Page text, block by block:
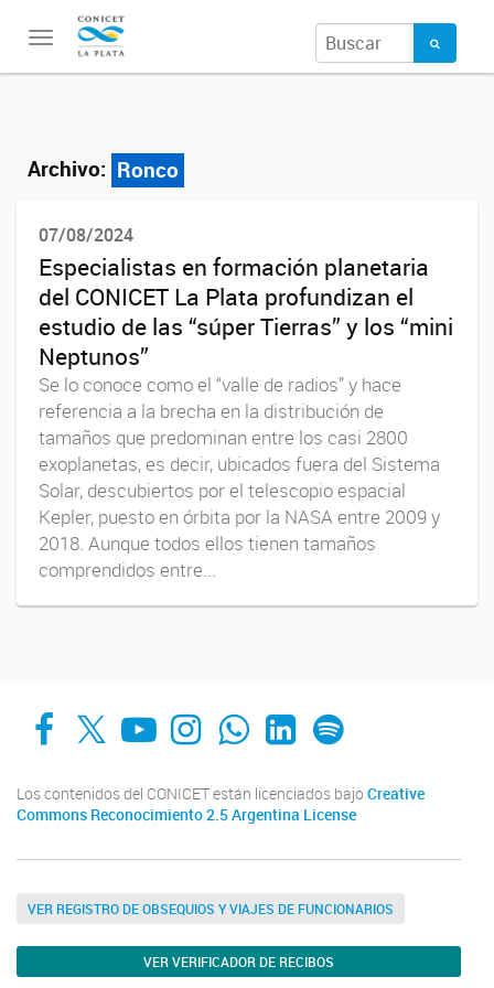
Toggle
navigation
Archivo: Ronco
07/08/2024
Especialistas en formación planetaria
del CONICET La Plata profundizan el
estudio de las “súper Tierras” y los “mini
Neptunos”
Se lo conoce como el “valle de radios” y hace
referencia a la brecha en la distribución de
tamaños que predominan entre los casi 2800
exoplanetas, es decir, ubicados fuera del Sistema
Solar, descubiertos por el telescopio espacial
Kepler, puesto en órbita por la NASA entre 2009 y
2018. Aunque todos ellos tienen tamaños
comprendidos entre...
Facebook
X YouTube
Instagram
Whats AppLinkedIn
Spotify
Los contenidos del CONICET están licenciados bajo Creative
Commons Reconocimiento 2.5 Argentina License
VER REGISTRO DE OBSEQUIOS Y VIAJES DE FUNCIONARIOS
VER VERIFICADOR DE RECIBOS